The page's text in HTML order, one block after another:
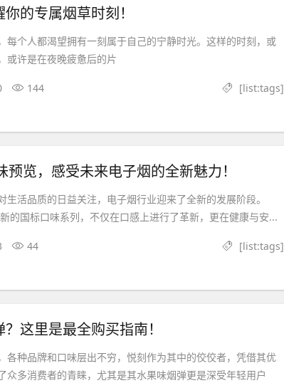
的专属烟草时刻！
每个人都渴望拥有一刻属于自己的宁静时光。这样的时刻，或
或许是在夜晚疲惫后的片
144 [list:tags]
览，感受未来电子烟的全新魅力！
生活品质的日益关注，电子烟行业迎来了全新的发展阶段。
的国标口味系列，不仅在口感上进行了革新，更在健康与安...
44 [list:tags]
这里是最全购买指南！
各种品牌和口味层出不穷，悦刻作为其中的佼佼者，凭借其优
众多消费者的青睐，尤其是其水果味烟弹更是深受年轻用户